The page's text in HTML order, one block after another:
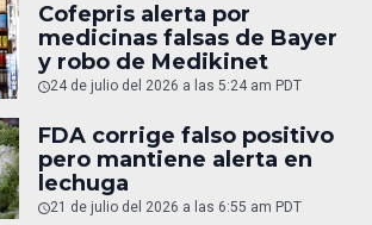
Cofepris alerta por
medicinas falsas de Bayer
y robo de Medikinet
24 de julio del 2026 a las 5:24 am PDT
FDA corrige falso positivo
pero mantiene alerta en
lechuga
21 de julio del 2026 a las 6:55 am PDT